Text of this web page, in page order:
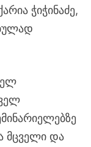
ჭიჭინაძე,
მცველი და